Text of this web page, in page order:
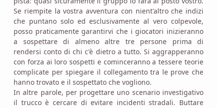
Se riempite la vostra avventura con nient'altro che indizi
che puntano solo ed esclusivamente al vero colpevole,
posso praticamente garantirvi che i giocatori inizieranno
a sospettare di almeno altre tre persone prima di
rendersi conto di chi c'è dietro a tutto. Si aggrapperanno
con forza ai loro sospetti e cominceranno a tessere teorie
complicate per spiegare il collegamento tra le prove che
hanno trovato e il sospettato che vogliono.
In altre parole, per progettare uno scenario investigativo
il trucco è cercare di evitare incidenti stradali. Buttare